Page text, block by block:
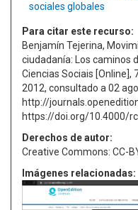
sociales globales
Para citar este recurso:
Benjamín Tejerina,
ciudadanía: Los caminos
Ciencias Sociais [Online],
2012, consultado a 02
http://
https://doi.org/10.4000/
Derechos de autor:
Creative Commons: CC-
Imágenes relacionadas: